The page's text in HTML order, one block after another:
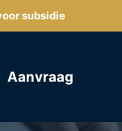
subsidie
Aanvraag